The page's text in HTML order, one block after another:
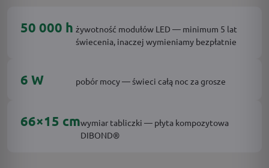
50 000 h żywotność modułów LED — minimum 5 lat
świecenia, inaczej wymieniamy bezpłatnie
6 W pobór mocy — świeci całą noc za grosze
66×15 cmwymiar tabliczki — płyta kompozytowa
DIBOND®